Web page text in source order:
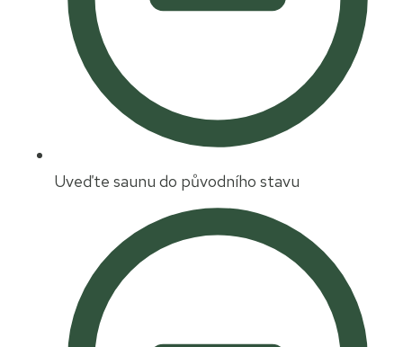
Uveďte saunu do původního stavu